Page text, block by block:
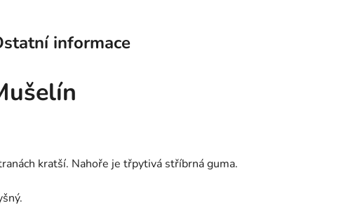
informace
kratší. Nahoře je třpytivá stříbrná guma.